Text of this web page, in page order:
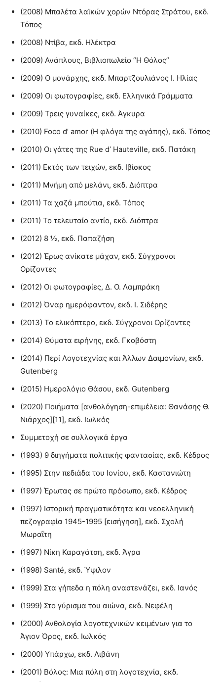
(2008) Μπαλέτα λαϊκών χορών Ντόρας Στράτου, εκδ.
Τόπος
(2008) Ντίβα, εκδ. Ηλέκτρα
(2009) Ανάπλους, Βιβλιοπωλείο “Η Θόλος”
(2009) Ο μονάρχης, εκδ. Μπαρτζουλιάνος Ι. Ηλίας
(2009) Οι φωτογραφίες, εκδ. Ελληνικά Γράμματα
(2009) Τρεις γυναίκες, εκδ. Άγκυρα
(2010) Foco d’ amor (Η φλόγα της αγάπης), εκδ. Τόπος
(2010) Οι γάτες της Rue d’ Hauteville, εκδ. Πατάκη
(2011) Εκτός των τειχών, εκδ. Ιβίσκος
(2011) Μνήμη από μελάνι, εκδ. Διόπτρα
(2011) Τα χαζά μπούτια, εκδ. Τόπος
(2011) Το τελευταίο αντίο, εκδ. Διόπτρα
(2012) 8 ½, εκδ. Παπαζήση
(2012) Έρως ανίκατε μάχαν, εκδ. Σύγχρονοι
Ορίζοντες
(2012) Οι φωτογραφίες, Δ. Ο. Λαμπράκη
(2012) Όναρ ημερόφαντον, εκδ. Ι. Σιδέρης
(2013) Το ελικόπτερο, εκδ. Σύγχρονοι Ορίζοντες
(2014) Θύματα ειρήνης, εκδ. Γκοβόστη
(2014) Περί Λογοτεχνίας και Άλλων Δαιμονίων, εκδ.
Gutenberg
(2015) Ημερολόγιο Θάσου, εκδ. Gutenberg
(2020) Ποιήματα [ανθολόγηση-επιμέλεια: Θανάσης Θ.
Νιάρχος][11], εκδ. Ιωλκός
Συμμετοχή σε συλλογικά έργα
(1993) 9 διηγήματα πολιτικής φαντασίας, εκδ. Κέδρος
(1995) Στην πεδιάδα του Ιονίου, εκδ. Καστανιώτη
(1997) Έρωτας σε πρώτο πρόσωπο, εκδ. Κέδρος
(1997) Ιστορική πραγματικότητα και νεοελληνική
πεζογραφία 1945-1995 [εισήγηση], εκδ. Σχολή
Μωραΐτη
(1997) Νίκη Καραγάτση, εκδ. Άγρα
(1998) Santé, εκδ. Ύψιλον
(1999) Στα γήπεδα η πόλη αναστενάζει, εκδ. Ιανός
(1999) Στο γύρισμα του αιώνα, εκδ. Νεφέλη
(2000) Ανθολογία λογοτεχνικών κειμένων για το
Άγιον Όρος, εκδ. Ιωλκός
(2000) Υπάρχω, εκδ. Λιβάνη
(2001) Βόλος: Μια πόλη στη λογοτεχνία, εκδ.